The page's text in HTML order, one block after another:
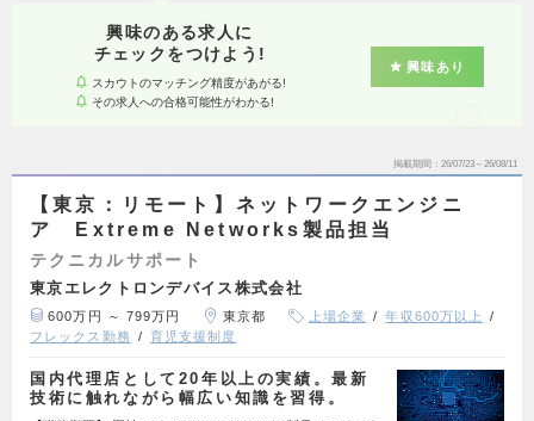
興味のある求人に
チェックをつけよう!
スカウトのマッチング精度があがる!
その求人への合格可能性がわかる!
興味あり
掲載期間 26/07/23～26/08/11
【東京：リモート】ネットワークエンジニ
ア Extreme Networks製品担当
テクニカルサポート
東京エレクトロンデバイス株式会社
600万円 ～ 799万円 東京都 上場企業
年収600万以上
フレックス勤務
育児支援制度
国内代理店として20年以上の実績。最新
技術に触れながら幅広い知識を習得。